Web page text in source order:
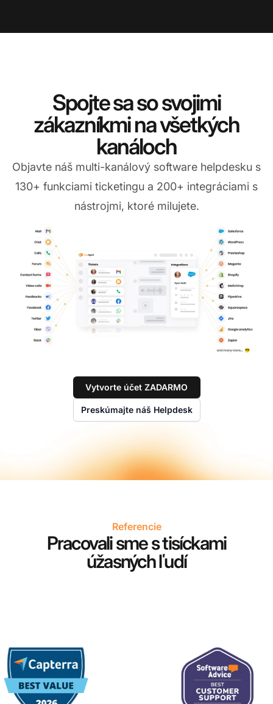
Spojte sa so svojimi
zákazníkmi na všetkých
kanáloch
Objavte náš multi-kanálový software helpdesku s
130+ funkciami ticketingu a 200+ integráciami s
nástrojmi, ktoré milujete.
Vytvorte účet ZADARMO
Preskúmajte náš Helpdesk
Referencie
Pracovali sme s tisíckami
úžasných ľudí